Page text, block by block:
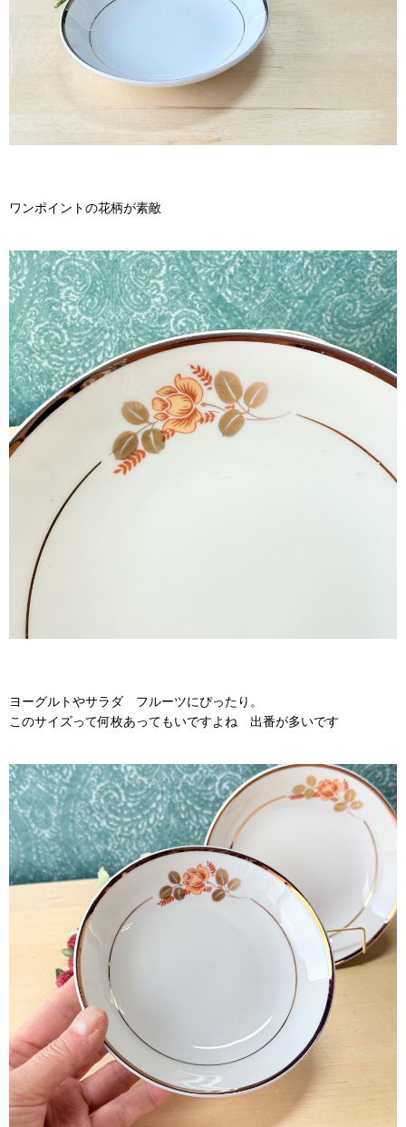
ワンポイントの花柄が素敵
ヨーグルトやサラダ フルーツにぴったり。
このサイズって何枚あってもいですよね 出番が多いです